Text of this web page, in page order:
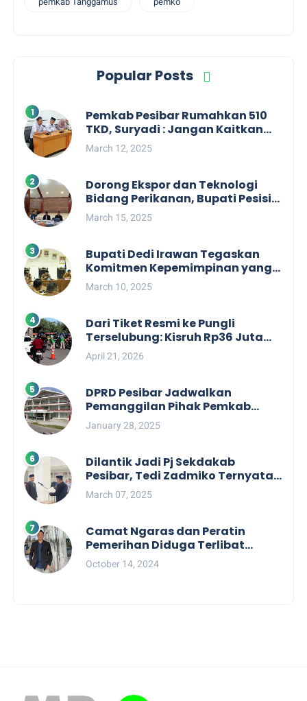
Popular Posts
Pemkab Pesibar Rumahkan 510
TKD, Suryadi : Jangan Kaitkan
Dengan Kepentingan Politik
March 12, 2025
Dorong Ekspor dan Teknologi
Bidang Perikanan, Bupati Pesisir
Barat Audiensi Terkait Sister City
March 15, 2025
Bupati Dedi Irawan Tegaskan
Komitmen Kepemimpinan yang
Berpihak kepada Masyarakat
dalam Rapat Koordinasi OPD
March 10, 2025
Dari Tiket Resmi ke Pungli
Terselubung: Kisruh Rp36 Juta
Pengelolaan Tiket Pantai
Labuhan Jukung
April 21, 2026
DPRD Pesibar Jadwalkan
Pemanggilan Pihak Pemkab
Terkait Nasib dan Status TKD di
Tahun 2025
January 28, 2025
Dilantik Jadi Pj Sekdakab
Pesibar, Tedi Zadmiko Ternyata
Punya Rekam Jejak Gemilang
March 07, 2025
Camat Ngaras dan Peratin
Pemerihan Diduga Terlibat
Politik Praktis, Mahasiswa
Pesibar Desak Bawaslu
October 14, 2024